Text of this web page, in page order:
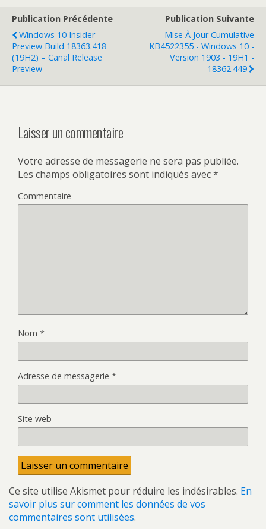
Publication Précédente
Windows 10 Insider
Preview Build 18363.418
(19H2) – Canal Release
Preview
Publication Suivante
Mise À Jour Cumulative
KB4522355 - Windows 10 -
Version 1903 - 19H1 -
18362.449
Laisser un commentaire
Votre adresse de messagerie ne sera pas publiée.
Les champs obligatoires sont indiqués avec*
Commentaire
Nom *
Adresse de messagerie *
Site web
Ce site utilise Akismet pour réduire les indésirables. En
savoir plus sur comment les données de vos
commentaires sont utilisées.